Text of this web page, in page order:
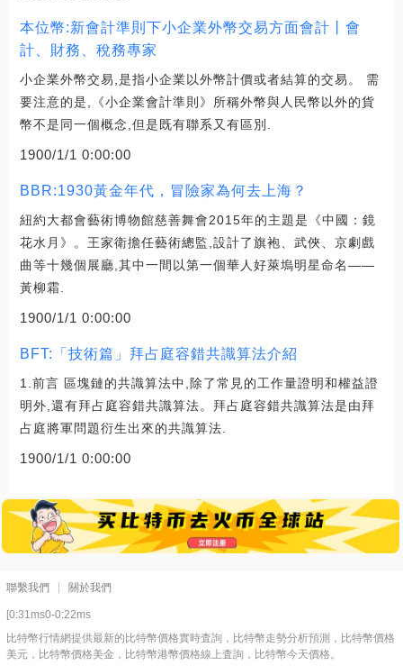
本位幣:新會計準則下小企業外幣交易方面會計丨會
計、財務、稅務專家
小企業外幣交易,是指小企業以外幣計價或者結算的交易。 需
要注意的是,《小企業會計準則》所稱外幣與人民幣以外的貨
幣不是同一個概念,但是既有聯系又有區別.
1900/1/1 0:00:00
BBR:1930黃金年代，冒險家為何去上海？
紐約大都會藝術博物館慈善舞會2015年的主題是《中國：鏡
花水月》。王家衛擔任藝術總監,設計了旗袍、武俠、京劇戲
曲等十幾個展廳,其中一間以第一個華人好萊塢明星命名——
黃柳霜.
1900/1/1 0:00:00
BFT:「技術篇」拜占庭容錯共識算法介紹
1.前言 區塊鏈的共識算法中,除了常見的工作量證明和權益證
明外,還有拜占庭容錯共識算法。拜占庭容錯共識算法是由拜
占庭將軍問題衍生出來的共識算法.
1900/1/1 0:00:00
聯繫我們 關於我們
[0:31ms0-0:22ms
比特幣行情網提供最新的比特幣價格實時査詢，比特幣走勢分析預測，比特幣價格
美元，比特幣價格美金，比特幣港幣價格線上査詢，比特幣今天價格。